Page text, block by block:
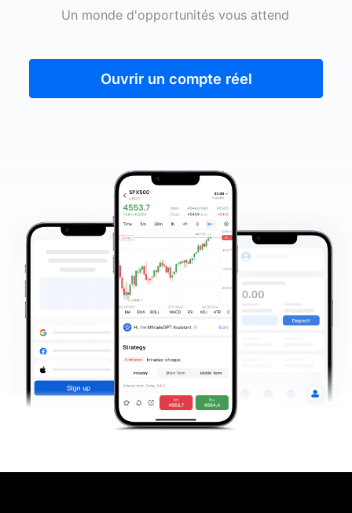
Un monde d'opportunités vous attend
Ouvrir un compte réel